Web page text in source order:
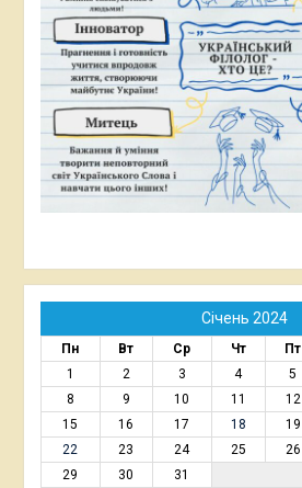
Січень 2024
Пн Вт Ср Чт Пт
1
2 3 4 5
8
9 10 11 12
15
16 17 18 19
22
23 24 25 26
29
30 31